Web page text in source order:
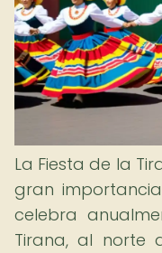
La Fiesta de la
gran
celebra
Tirana, al norte